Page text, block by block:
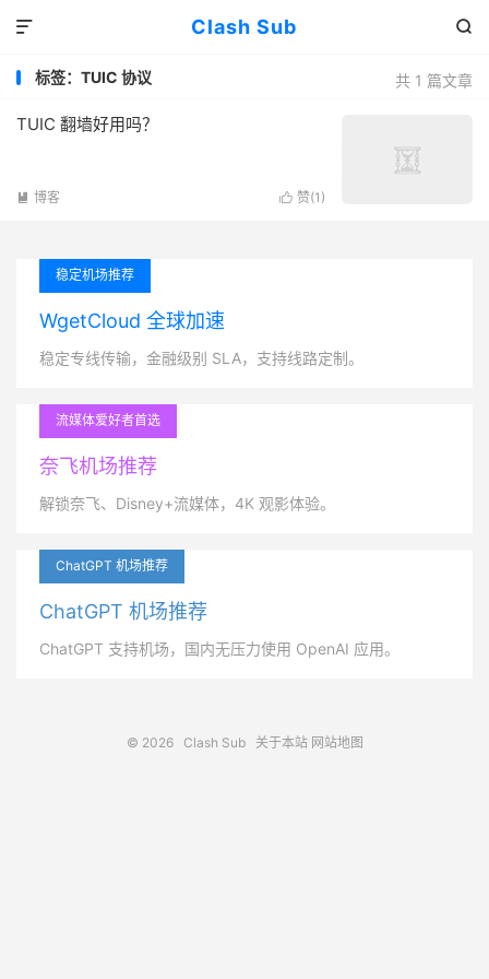
Clash Sub 

共 1 篇文章
标签：TUIC 协议
TUIC 翻墙好用吗？
 赞(1 )
 博客
稳定机场推荐
WgetCloud 全球加速
稳定专线传输，金融级别 SLA，支持线路定制。
流媒体爱好者首选
奈飞机场推荐
解锁奈飞、Disney+流媒体，4K 观影体验。
ChatGPT 机场推荐
ChatGPT 机场推荐
ChatGPT 支持机场，国内无压力使用 OpenAI 应用。
© 2026 Clash Sub 关于本站 网站地图